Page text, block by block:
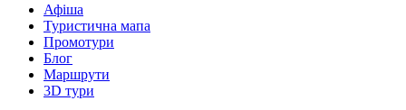
Афіша
Туристична мапа
Промотури
Блог
Маршрути
3D тури